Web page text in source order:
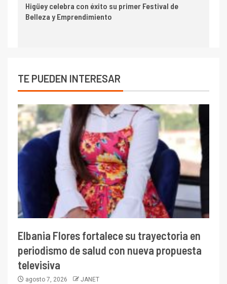
Higüey celebra con éxito su primer Festival de
Belleza y Emprendimiento
TE PUEDEN INTERESAR
Elbania Flores fortalece su trayectoria en
periodismo de salud con nueva propuesta
televisiva
agosto 7, 2026 JANET